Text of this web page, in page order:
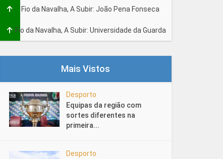
Fio da Navalha, A Subir: João Pena Fonseca
Fio da Navalha, A Subir: Universidade da Guarda
Mais Vistos
Desporto
Equipas da região com
sortes diferentes na
primeira...
Desporto